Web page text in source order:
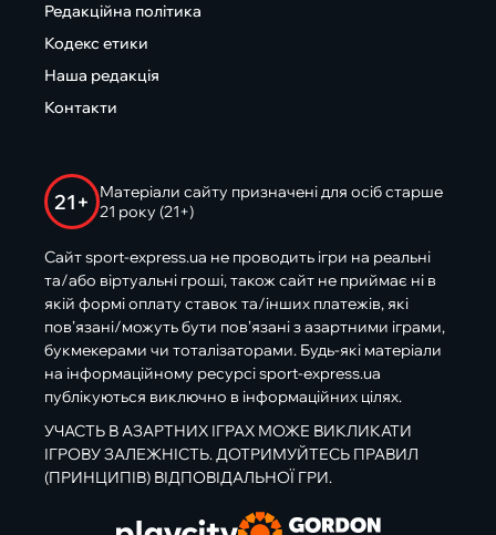
Редакційна політика
Кодекс етики
Наша редакція
Контакти
21+
Матеріали сайту призначені для осіб старше
21 року (21+)
Сайт sport-express.ua не проводить ігри на реальні
та/або віртуальні гроші, також сайт не приймає ні в
якій формі оплату ставок та/інших платежів, які
пов’язані/можуть бути пов’язані з азартними іграми,
букмекерами чи тоталізаторами. Будь-які матеріали
на інформаційному ресурсі sport-express.ua
публікуються виключно в інформаційних цілях.
УЧАСТЬ В АЗАРТНИХ ІГРАХ МОЖЕ ВИКЛИКАТИ
ІГРОВУ ЗАЛЕЖНІСТЬ. ДОТРИМУЙТЕСЬ ПРАВИЛ
(ПРИНЦИПІВ) ВІДПОВІДАЛЬНОЇ ГРИ.